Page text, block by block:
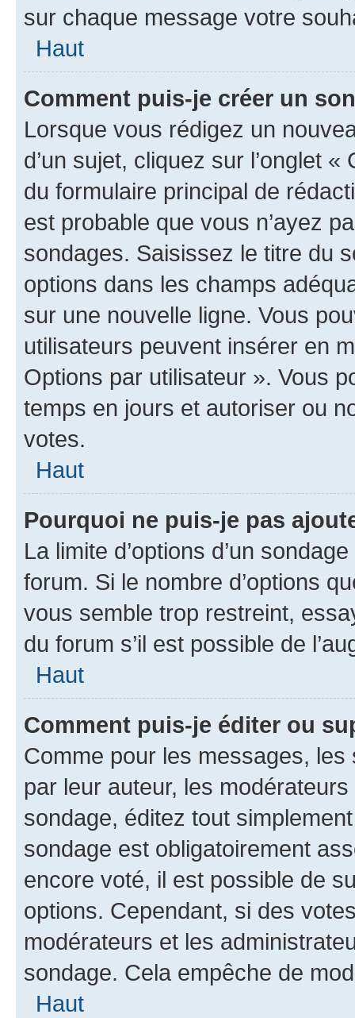
sur chaque message votre
Haut
Comment puis-je créer un
Lorsque vous rédigez un
d’un sujet, cliquez sur l’onglet
du formulaire principal de
est probable que vous n’ayez
sondages. Saisissez le titre du
options dans les champs
sur une nouvelle ligne. Vous
utilisateurs peuvent insérer en
Options par utilisateur ». Vous
temps en jours et autoriser ou
votes.
Haut
Pourquoi ne puis-je pas
La limite d’options d’un
forum. Si le nombre d’options
vous semble trop restreint,
du forum s’il est possible de
Haut
Comment puis-je éditer ou
Comme pour les messages,
par leur auteur, les
sondage, éditez tout
sondage est obligatoirement
encore voté, il est possible de
options. Cependant, si des
modérateurs et les
sondage. Cela empêche de
Haut